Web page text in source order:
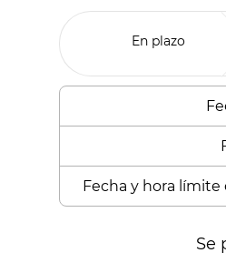
En plazo
Fecha y hora límite
Se